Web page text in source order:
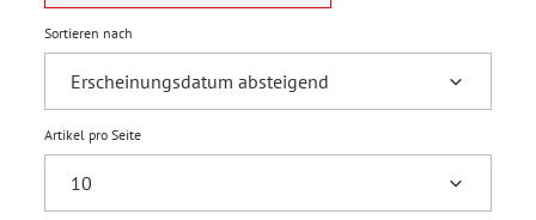
Sortieren nach
Artikel pro Seite